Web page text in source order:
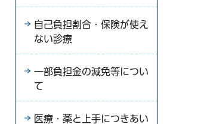
自己負担割合・保険が使え
ない診療
一部負担金の減免等につい
て
医療・薬と上手につきあい